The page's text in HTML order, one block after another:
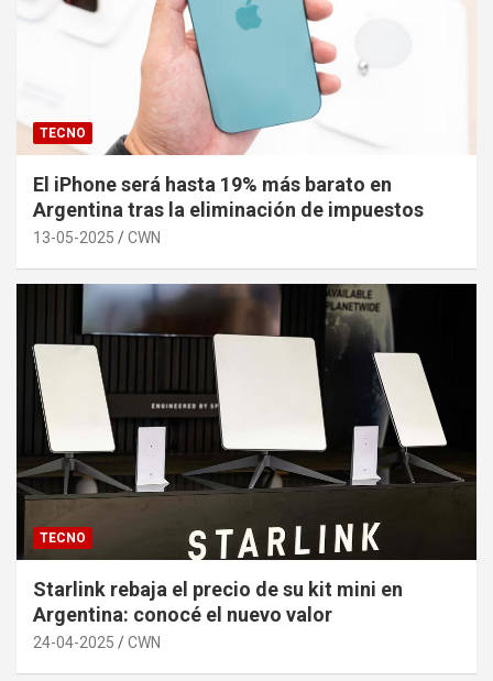
TECNO
El iPhone será hasta 19% más barato en
Argentina tras la eliminación de impuestos
13-05-2025 CWN
TECNO
Starlink rebaja el precio de su kit mini en
Argentina: conocé el nuevo valor
24-04-2025 CWN